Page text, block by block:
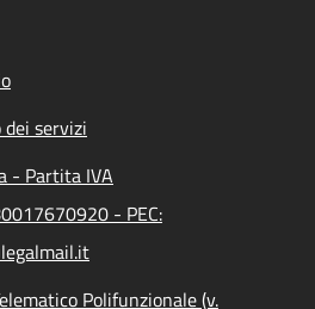
servizi
- Partita IVA
- PEC:
Polifunzionale (v.